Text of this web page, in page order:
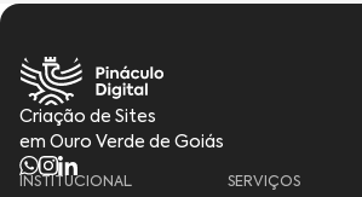
Criação de Sites
em Ouro Verde de Goiás
INSTITUCIONAL SERVIÇOS